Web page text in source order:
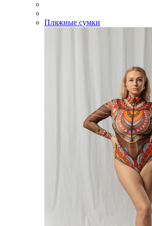
Пляжные сумки